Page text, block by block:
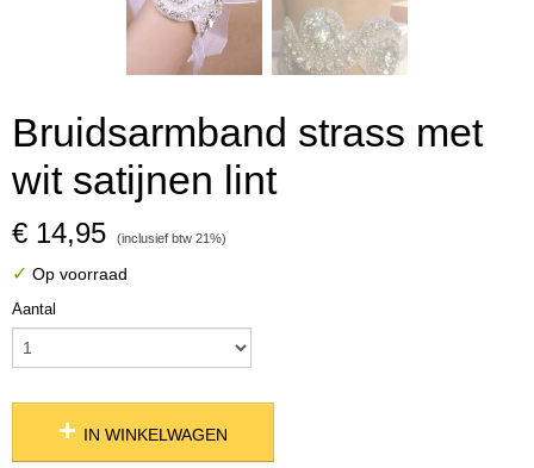
Bruidsarmband strass met
wit satijnen lint
€ 14,95 (inclusief btw 21%)
✓ Op voorraad
Aantal
IN WINKELWAGEN